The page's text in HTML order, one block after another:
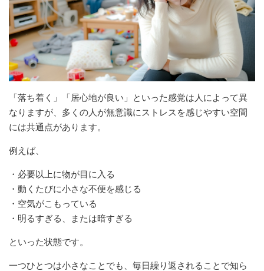
「落ち着く」「居心地が良い」といった感覚は人によって異
なりますが、多くの人が無意識にストレスを感じやすい空間
には共通点があります。
例えば、
・必要以上に物が目に入る
・動くたびに小さな不便を感じる
・空気がこもっている
・明るすぎる、または暗すぎる
といった状態です。
一つひとつは小さなことでも、毎日繰り返されることで知ら